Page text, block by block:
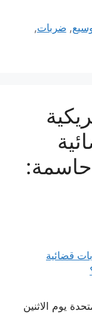
,ضربات,
يوم الاثنين